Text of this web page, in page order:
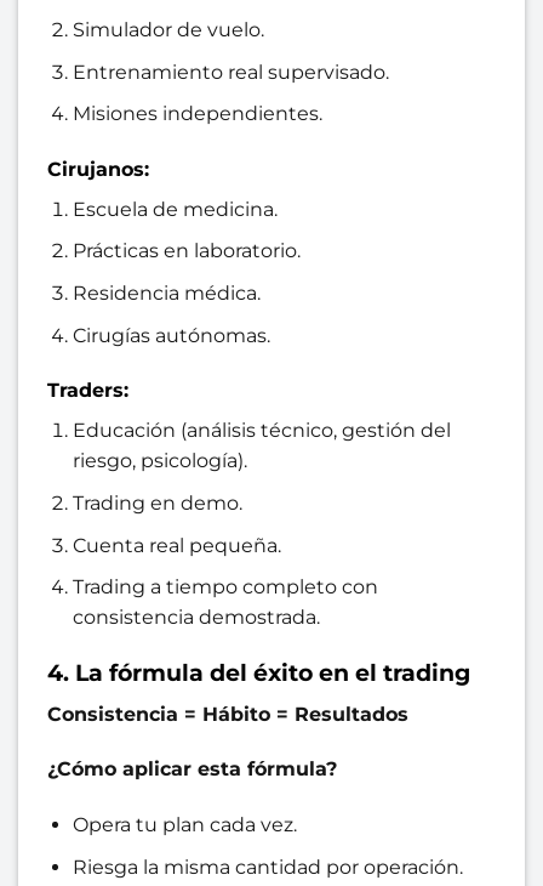
Simulador de vuelo.
Entrenamiento real supervisado.
Misiones independientes.
Cirujanos:
Escuela de medicina.
Prácticas en laboratorio.
Residencia médica.
Cirugías autónomas.
Traders:
Educación (análisis técnico, gestión del
riesgo, psicología).
Trading en demo.
Cuenta real pequeña.
Trading a tiempo completo con
consistencia demostrada.
4. La fórmula del éxito en el trading
Consistencia = Hábito = Resultados
¿Cómo aplicar esta fórmula?
Opera tu plan cada vez.
Riesga la misma cantidad por operación.